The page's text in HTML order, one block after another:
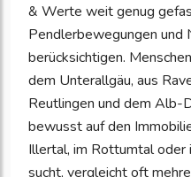
& Werte weit genug
Pendlerbewegungen und
berücksichtigen.
dem Unterallgäu, aus
Reutlingen und dem Alb-
bewusst auf den
Illertal, im Rottumtal oder
sucht, vergleicht oft